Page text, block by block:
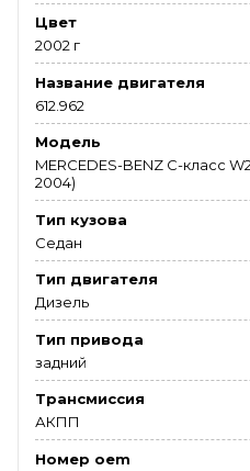
Цвет
2002 г
Название двигателя
612.962
Модель
MERCEDES-BENZ C-класс
2004)
Тип кузова
Седан
Тип двигателя
Дизель
Тип привода
задний
Трансмиссия
АКПП
Номер oem